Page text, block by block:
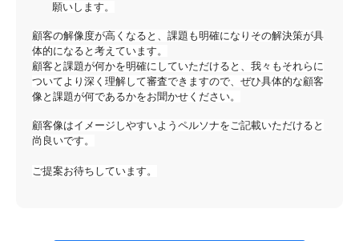
願いします。
顧客の解像度が高くなると、 課題も明確になりその解決策が具
体的になると考えています。
顧客と課題が何かを明確にしていただけると、 我々もそれらに
ついてより深く理解して審査できま すので、 ぜひ具体的な顧客
像と課題が何であるかをお聞かせください。
顧客像はイメージしやすいようペルソナをご記載いただけると
尚良 いです。
ご提案お待ちしています。